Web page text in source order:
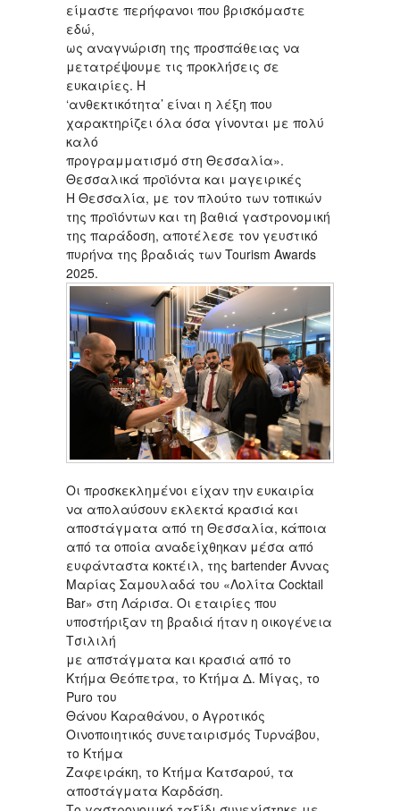
είμαστε περήφανοι που βρισκόμαστε
εδώ,
ως αναγνώριση της προσπάθειας να
μετατρέψουμε τις προκλήσεις σε
ευκαιρίες. Η
‘ανθεκτικότητα’ είναι η λέξη που
χαρακτηρίζει όλα όσα γίνονται με πολύ
καλό
προγραμματισμό στη Θεσσαλία».
Θεσσαλικά προϊόντα και μαγειρικές
Η Θεσσαλία, με τον πλούτο των τοπικών
της προϊόντων και τη βαθιά γαστρονομική
της παράδοση, αποτέλεσε τον γευστικό
πυρήνα της βραδιάς των Tourism Awards
2025.
Οι προσκεκλημένοι είχαν την ευκαιρία
να απολαύσουν εκλεκτά κρασιά και
αποστάγματα από τη Θεσσαλία, κάποια
από τα οποία αναδείχθηκαν μέσα από
ευφάνταστα κοκτέιλ, της bartender Άννας
Μαρίας Σαμουλαδά του «Λολίτα Cocktail
Bar» στη Λάρισα. Οι εταιρίες που
υποστήριξαν τη βραδιά ήταν η οικογένεια
Τσιλιλή
με απστάγματα και κρασιά από το
Κτήμα Θεόπετρα, το Κτήμα Δ. Μίγας, το
Purο του
Θάνου Καραθάνου, ο Αγροτικός
Οινοποιητικός συνεταιρισμός Τυρνάβου,
το Κτήμα
Ζαφειράκη, το Κτήμα Κατσαρού, τα
αποστάγματα Καρδάση.